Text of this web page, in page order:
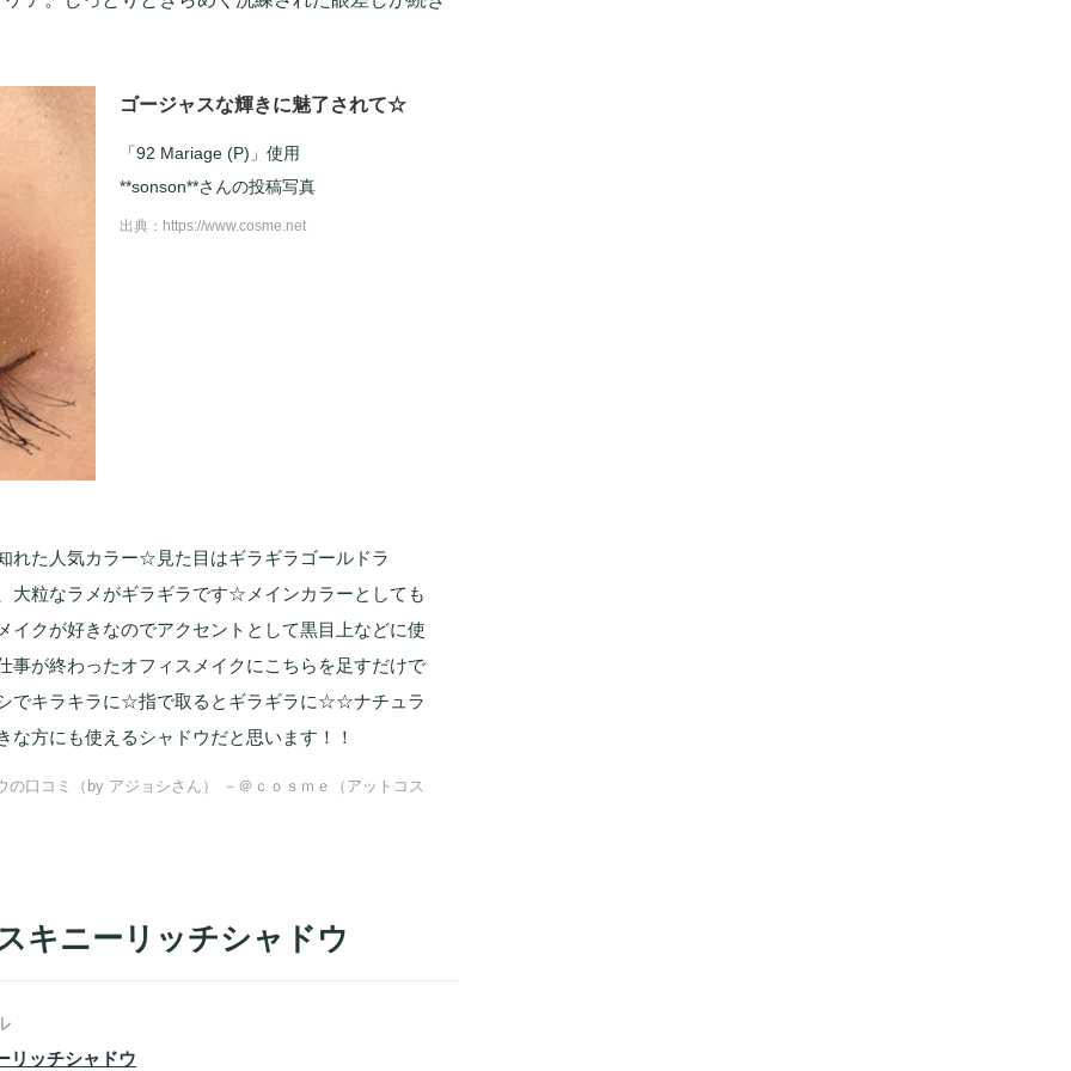
ゴージャスな輝きに魅了されて☆
「92 Mariage (P)」使用
**sonson**さんの投稿写真
出典： https://www.cosme.net
た人気カラー☆見た目はギラギラゴールドラ
大粒なラメがギラギラです☆メインカラーとしても
イクが好きなのでアクセントとして黒目上などに使
事が終わったオフィスメイクにこちらを足すだけで
でキラキラに☆指で取るとギラギラに☆☆ナチュラ
方にも使えるシャドウだと思います！！
口コミ（by アジョシさん） －＠ｃｏｓｍｅ（アットコス
キニーリッチシャドウ
リッチシャドウ